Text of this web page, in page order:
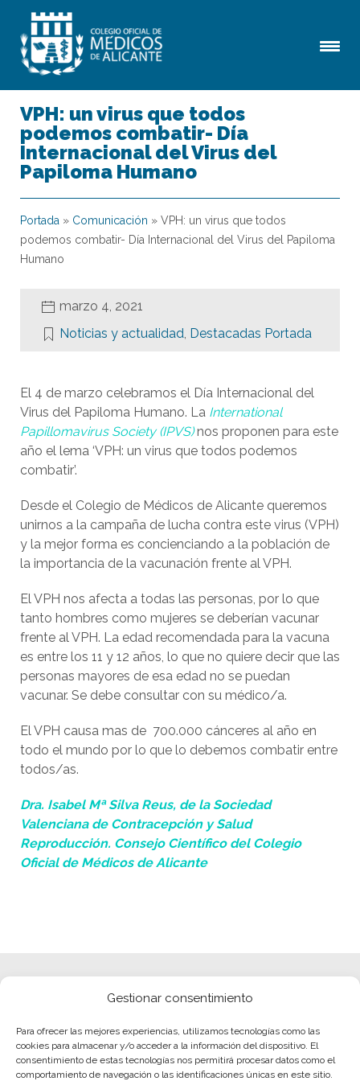
Gestionar consentimiento
Para ofrecer las mejores experiencias, utilizamos tecnologías como las
cookies para almacenar y/o acceder a la información del dispositivo. El
consentimiento de estas tecnologías nos permitirá procesar datos como el
comportamiento de navegación o las identificaciones únicas en este sitio.
VPH: un virus que todos
podemos combatir- Día
Internacional del Virus del
Papiloma Humano
Portada » Comunicación » VPH: un virus que todos
podemos combatir- Día Internacional del Virus del Papiloma
Humano
marzo 4, 2021
Noticias y actualidad, Destacadas Portada
El 4 de marzo celebramos el Día Internacional del
Virus del Papiloma Humano. La International
Papillomavirus Society (IPVS)nos proponen para este
año el lema ‘VPH: un virus que todos podemos
combatir’.
Desde el Colegio de Médicos de Alicante queremos
unirnos a la campaña de lucha contra este virus (VPH)
y la mejor forma es concienciando a la población de
la importancia de la vacunación frente al VPH.
El VPH nos afecta a todas las personas, por lo que
tanto hombres como mujeres se deberían vacunar
frente al VPH. La edad recomendada para la vacuna
es entre los 11 y 12 años, lo que no quiere decir que las
personas mayores de esa edad no se puedan
vacunar. Se debe consultar con su médico/a.
El VPH causa mas de 700.000 cánceres al año en
todo el mundo por lo que lo debemos combatir entre
todos/as.
Dra. Isabel Mª Silva Reus, de la Sociedad
Valenciana de Contracepción y Salud
Reproducción. Consejo Científico del Colegio
Oficial de Médicos de Alicante